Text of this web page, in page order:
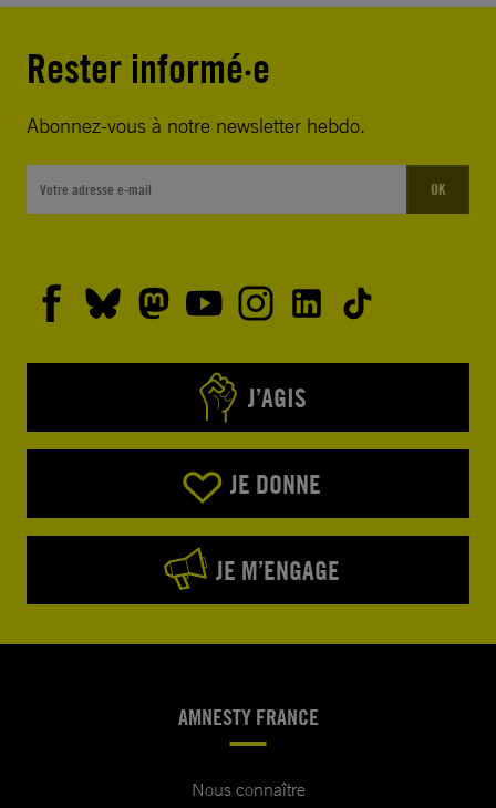
Rester informé·e
Abonnez-vous à notre newsletter hebdo.
OK
J’AGIS
JE DONNE
JE M’ENGAGE
AMNESTY FRANCE
Nous connaître